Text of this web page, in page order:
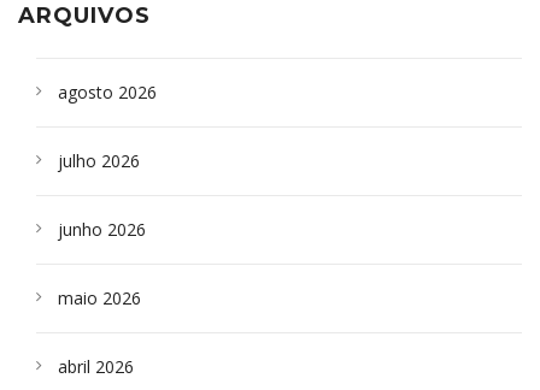
ARQUIVOS
agosto 2026
julho 2026
junho 2026
maio 2026
abril 2026